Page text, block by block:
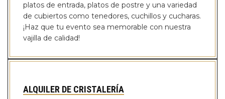
platos de entrada, platos de postre y una variedad
de cubiertos como tenedores, cuchillos y cucharas.
¡Haz que tu evento sea memorable con nuestra
vajilla de calidad!
ALQUILER DE CRISTALERÍA